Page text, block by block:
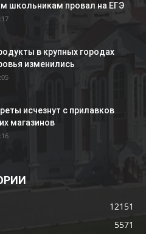
школьникам провал на ЕГЭ
в крупных городах
изменились
исчезнут с прилавков
магазинов
12151
5571